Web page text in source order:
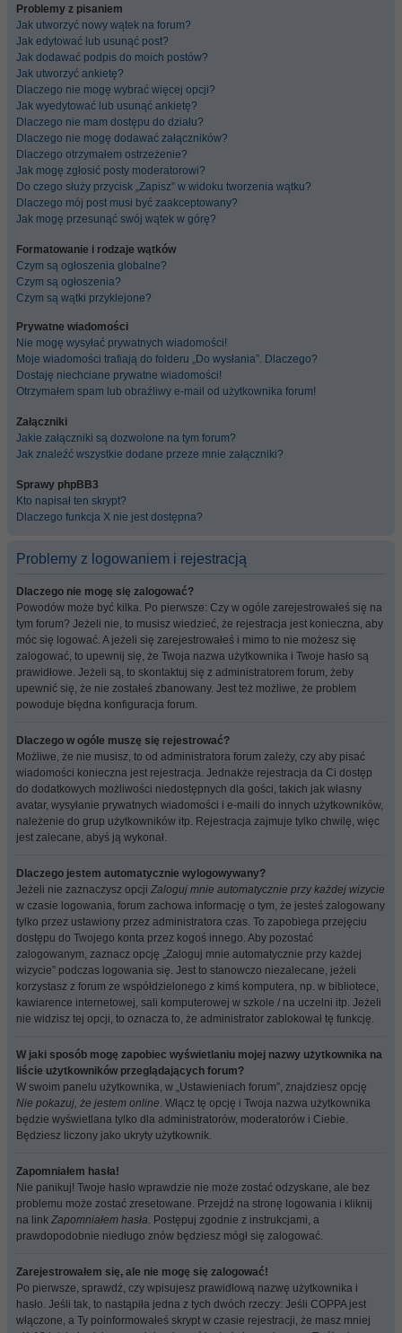
Problemy z pisaniem
Jak utworzyć nowy wątek na forum?
Jak edytować lub usunąć post?
Jak dodawać podpis do moich postów?
Jak utworzyć ankietę?
Dlaczego nie mogę wybrać więcej opcji?
Jak wyedytować lub usunąć ankietę?
Dlaczego nie mam dostępu do działu?
Dlaczego nie mogę dodawać załączników?
Dlaczego otrzymałem ostrzeżenie?
Jak mogę zgłosić posty moderatorowi?
Do czego służy przycisk „Zapisz” w widoku tworzenia wątku?
Dlaczego mój post musi być zaakceptowany?
Jak mogę przesunąć swój wątek w górę?
Formatowanie i rodzaje wątków
Czym są ogłoszenia globalne?
Czym są ogłoszenia?
Czym są wątki przyklejone?
Prywatne wiadomości
Nie mogę wysyłać prywatnych wiadomości!
Moje wiadomości trafiają do folderu „Do wysłania”. Dlaczego?
Dostaję niechciane prywatne wiadomości!
Otrzymałem spam lub obraźliwy e-mail od użytkownika forum!
Załączniki
Jakie załączniki są dozwolone na tym forum?
Jak znaleźć wszystkie dodane przeze mnie załączniki?
Sprawy phpBB3
Kto napisał ten skrypt?
Dlaczego funkcja X nie jest dostępna?
Problemy z logowaniem i rejestracją
Dlaczego nie mogę się zalogować?
Powodów może być kilka. Po pierwsze: Czy w ogóle zarejestrowałeś się na
tym forum? Jeżeli nie, to musisz wiedzieć, że rejestracja jest konieczna, aby
móc się logować. A jeżeli się zarejestrowałeś i mimo to nie możesz się
zalogować, to upewnij się, że Twoja nazwa użytkownika i Twoje hasło są
prawidłowe. Jeżeli są, to skontaktuj się z administratorem forum, żeby
upewnić się, że nie zostałeś zbanowany. Jest też możliwe, że problem
powoduje błędna konfiguracja forum.
Dlaczego w ogóle muszę się rejestrować?
Możliwe, że nie musisz, to od administratora forum zależy, czy aby pisać
wiadomości konieczna jest rejestracja. Jednakże rejestracja da Ci dostęp
do dodatkowych możliwości niedostępnych dla gości, takich jak własny
avatar, wysyłanie prywatnych wiadomości i e-maili do innych użytkowników,
należenie do grup użytkowników itp. Rejestracja zajmuje tylko chwilę, więc
jest zalecane, abyś ją wykonał.
Dlaczego jestem automatycznie wylogowywany?
Jeżeli nie zaznaczysz opcji Zaloguj mnie automatycznie przy każdej wizycie
w czasie logowania, forum zachowa informację o tym, że jesteś zalogowany
tylko przez ustawiony przez administratora czas. To zapobiega przejęciu
dostępu do Twojego konta przez kogoś innego. Aby pozostać
zalogowanym, zaznacz opcję „Zaloguj mnie automatycznie przy każdej
wizycie” podczas logowania się. Jest to stanowczo niezalecane, jeżeli
korzystasz z forum ze współdzielonego z kimś komputera, np. w bibliotece,
kawiarence internetowej, sali komputerowej w szkole / na uczelni itp. Jeżeli
nie widzisz tej opcji, to oznacza to, że administrator zablokował tę funkcję.
W jaki sposób mogę zapobiec wyświetlaniu mojej nazwy użytkownika na
liście użytkowników przeglądających forum?
W swoim panelu użytkownika, w „Ustawieniach forum”, znajdziesz opcję
Nie pokazuj, że jestem online. Włącz tę opcję i Twoja nazwa użytkownika
będzie wyświetlana tylko dla administratorów, moderatorów i Ciebie.
Będziesz liczony jako ukryty użytkownik.
Zapomniałem hasła!
Nie panikuj! Twoje hasło wprawdzie nie może zostać odzyskane, ale bez
problemu może zostać zresetowane. Przejdź na stronę logowania i kliknij
na link Zapomniałem hasła. Postępuj zgodnie z instrukcjami, a
prawdopodobnie niedługo znów będziesz mógł się zalogować.
Zarejestrowałem się, ale nie mogę się zalogować!
Po pierwsze, sprawdź, czy wpisujesz prawidłową nazwę użytkownika i
hasło. Jeśli tak, to nastąpiła jedna z tych dwóch rzeczy: Jeśli COPPA jest
włączone, a Ty poinformowałeś skrypt w czasie rejestracji, że masz mniej